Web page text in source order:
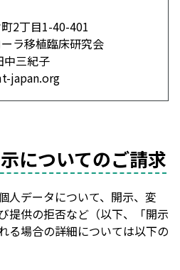
2丁目1-40-401
ラ移植臨床研究会
中三紀子
japan.org
についてのご請求
人データについて、開示、変
提供の拒否など（以下、「開示
る場合の詳細については以下の